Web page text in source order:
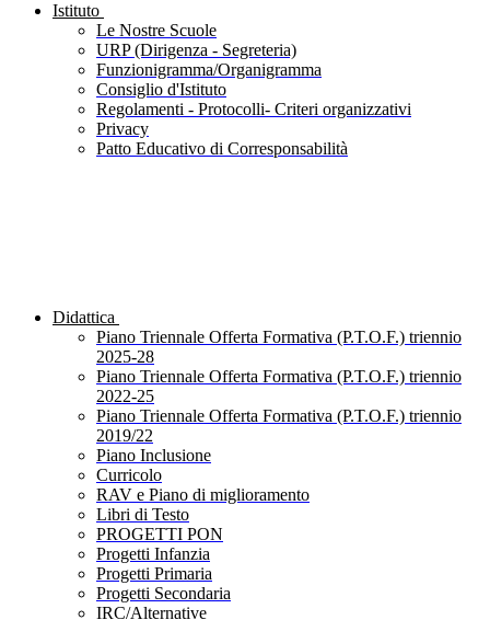
Istituto
Le Nostre Scuole
URP (Dirigenza - Segreteria)
Funzionigramma/Organigramma
Consiglio d'Istituto
Regolamenti - Protocolli- Criteri organizzativi
Privacy
Patto Educativo di Corresponsabilità
Didattica
Piano Triennale Offerta Formativa (P.T.O.F.) triennio
2025-28
Piano Triennale Offerta Formativa (P.T.O.F.) triennio
2022-25
Piano Triennale Offerta Formativa (P.T.O.F.) triennio
2019/22
Piano Inclusione
Curricolo
RAV e Piano di miglioramento
Libri di Testo
PROGETTI PON
Progetti Infanzia
Progetti Primaria
Progetti Secondaria
IRC/Alternative